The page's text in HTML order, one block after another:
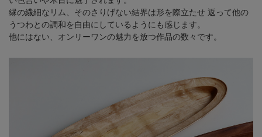
縁の繊細なリム、そのさりげない結界は形を際立たせ 返って他の
うつわとの調和を自由にしているようにも感じます。
他にはない、オンリーワンの魅力を放つ作品の数々です。